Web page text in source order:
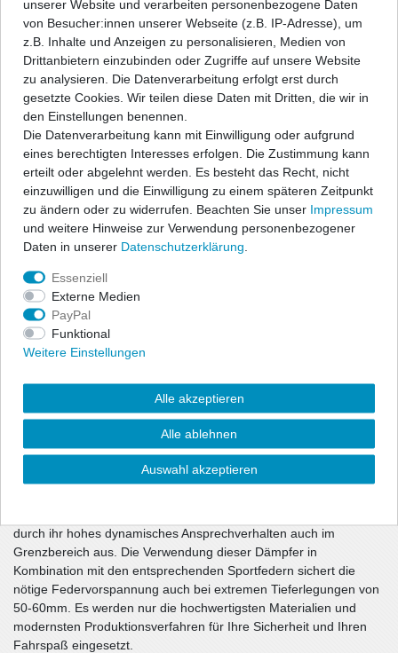
Angaben Produktsicherheit
ap Sportfahrwerke garantieren sportlichen Fahrspaß und
Sicherheit zu einem hervorragenden Preis-/Leistungsverhältnis.
Ein festes, fahrzeugspezifisches Dämpfersetup wird mit den
bewährten ap-Tieferlegungsfedern kombiniert zu einem
Komplettfahrwerk und erfüllt höchste Ansprüche.
Der Lieferumfang beschränkt sich auf die Federn und
Stoßdämpfer. Alle anderen Bauteile können vom vorhandenen
Serienfahrwerk übernommen werden, sofern sie nicht beschädigt
sind. Wir liefern diese Teile auf Anfrage auch gerne mit. In allen
Komplettfahrwerken werden die bewährten ap-Sportfedern in
progressiver Abstimmung sowie qualitativ hochwertige
Sportdämpfer eingesetzt. Die Nickbewegung beim Bremsen wird
stark reduziert und die Seitenneigungen bei Kurvenfahrten
wesentlich verbessert. Die abgestimmten Sportfahrwerke
übermitteln Ihnen eine direkte Rückmeldung des Fahrzustandes
Fahrdynamik. Freuen Sie sich über eine exzellente Straßenlage,
sportliche Optik und über eine gehörige Portion mehr Dynamik.
Die Dämpfercharakteristik und die Federrate wurden im
Fahrversuch wechselseitig optimiert. Die unmittelbar
ansprechenden Dämpfer haben gegenüber dem Serienfahrwerk
eine ca. 10-1getönt (durchsichtig) härtere Dämpfung und sorgen
durch ihr hohes dynamisches Ansprechverhalten auch im
Grenzbereich aus. Die Verwendung dieser Dämpfer in
Kombination mit den entsprechenden Sportfedern sichert die
nötige Federvorspannung auch bei extremen Tieferlegungen von
50-60mm. Es werden nur die hochwertigsten Materialien und
modernsten Produktionsverfahren für Ihre Sicherheit und Ihren
Fahrspaß eingesetzt.
unserer Website und verarbeiten personenbezogene Daten
von Besucher:innen unserer Webseite (z.B. IP-Adresse), um
z.B. Inhalte und Anzeigen zu personalisieren, Medien von
Drittanbietern einzubinden oder Zugriffe auf unsere Website
zu analysieren. Die Datenverarbeitung erfolgt erst durch
gesetzte Cookies. Wir teilen diese Daten mit Dritten, die wir in
den Einstellungen benennen.
Die Datenverarbeitung kann mit Einwilligung oder aufgrund
eines berechtigten Interesses erfolgen. Die Zustimmung kann
erteilt oder abgelehnt werden. Es besteht das Recht, nicht
einzuwilligen und die Einwilligung zu einem späteren Zeitpunkt
zu ändern oder zu widerrufen. Beachten Sie unser Impressum
und weitere Hinweise zur Verwendung personenbezogener
Daten in unserer Daten­schutz­erklärung
Essenziell
Externe Medien
PayPal
Funktional
Weitere Einstellungen
Alle akzeptieren
Alle ablehnen
Auswahl akzeptieren